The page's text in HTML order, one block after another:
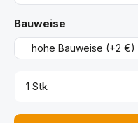
Bauweise
hohe Bauweise (+2 €)
Produkt Anzahl: